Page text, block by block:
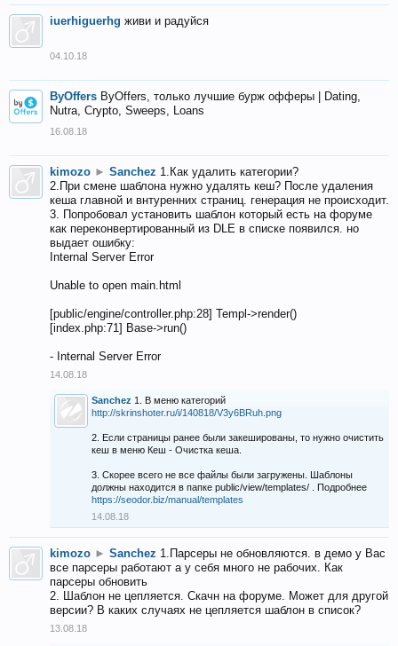
iuerhiguerhg живи и радуйся
04.10.18
ByOffers ByOffers, только лучшие бурж офферы | Dating,
Nutra, Crypto, Sweeps, Loans
16.08.18
kimozo ► Sanchez 1.Как удалить категории?
2.При смене шаблона нужно удалять кеш? После удаления
кеша главной и внтуренних страниц. генерация не происходит.
3. Попробовал установить шаблон который есть на форуме
как переконвертированный из DLE в списке появился. но
выдает ошибку:
Internal Server Error
Unable to open main.html
[public/engine/controller.php:28] Templ->render()
[index.php:71] Base->run()
- Internal Server Error
14.08.18
Sanchez 1. В меню категорий
http://skrinshoter.ru/i/140818/V3y6BRuh.png
2. Если страницы ранее были закешированы, то нужно очистить
кеш в меню Кеш - Очистка кеша.
3. Скорее всего не все файлы были загружены. Шаблоны
должны находится в папке public/view/templates/ . Подробнее
https://seodor.biz/manual/templates
14.08.18
kimozo ► Sanchez 1.Парсеры не обновляются. в демо у Вас
все парсеры работают а у себя много не рабочих. Как
парсеры обновить
2. Шаблон не цепляется. Скачн на форуме. Может для другой
версии? В каких случаях не цепляется шаблон в список?
13.08.18